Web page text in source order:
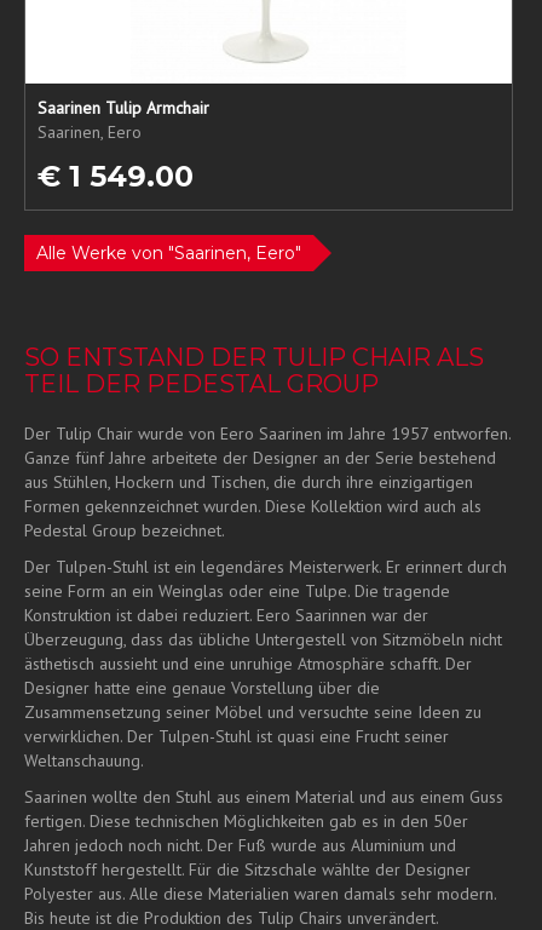
Saarinen Tulip Armchair
Saarinen, Eero
€ 1 549.00
Alle Werke von "Saarinen, Eero"
SO ENTSTAND DER TULIP CHAIR ALS
TEIL DER PEDESTAL GROUP
Der Tulip Chair wurde von Eero Saarinen im Jahre 1957 entworfen.
Ganze fünf Jahre arbeitete der Designer an der Serie bestehend
aus Stühlen, Hockern und Tischen, die durch ihre einzigartigen
Formen gekennzeichnet wurden. Diese Kollektion wird auch als
Pedestal Group bezeichnet.
Der Tulpen-Stuhl ist ein legendäres Meisterwerk. Er erinnert durch
seine Form an ein Weinglas oder eine Tulpe. Die tragende
Konstruktion ist dabei reduziert. Eero Saarinnen war der
Überzeugung, dass das übliche Untergestell von Sitzmöbeln nicht
ästhetisch aussieht und eine unruhige Atmosphäre schafft. Der
Designer hatte eine genaue Vorstellung über die
Zusammensetzung seiner Möbel und versuchte seine Ideen zu
verwirklichen. Der Tulpen-Stuhl ist quasi eine Frucht seiner
Weltanschauung.
Saarinen wollte den Stuhl aus einem Material und aus einem Guss
fertigen. Diese technischen Möglichkeiten gab es in den 50er
Jahren jedoch noch nicht. Der Fuß wurde aus Aluminium und
Kunststoff hergestellt. Für die Sitzschale wählte der Designer
Polyester aus. Alle diese Materialien waren damals sehr modern.
Bis heute ist die Produktion des Tulip Chairs unverändert.